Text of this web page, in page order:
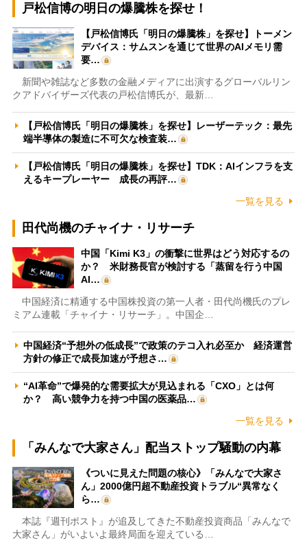
戸松信博の明日の爆騰株を探せ！
【戸松信博氏「明日の爆騰株」を探せ】トーメン
デバイス：サムスンを通じて世界のAIメモリ需
要…
新聞や雑誌など多数の金融メディアに出演するグローバルリン
クアドバイザーズ代表の戸松信博氏が、最新…
【戸松信博氏「明日の爆騰株」を探せ】レーザーテック：最先
端半導体の製造に不可欠な検査装…
【戸松信博氏「明日の爆騰株」を探せ】TDK：AIインフラを支
えるキープレーヤー 成長の再評…
一覧を見る
田代尚機のチャイナ・リサーチ
中国「Kimi K3」の衝撃に世界はどう対応するの
か？ 米財務長官が検討する「蒸留を行う中国
AI…
中国経済に精通する中国株投資の第一人者・田代尚機氏のプレ
ミアム連載「チャイナ・リサーチ」。中国企…
中国経済“予想外の低成長”で政策のテコ入れ必至か 経済運営
方針の修正で成長加速が予想さ…
“AI革命”で爆発的な需要拡大が見込まれる「CXO」とは何
か？ 高い競争力を持つ中国の医薬品…
一覧を見る
「みんなで大家さん」配当ストップ騒動の内幕
《ついに見えた問題の核心》「みんなで大家さ
ん」2000億円超不動産投資トラブル“異常なく
ら…
本誌『週刊ポスト』が追及してきた不動産投資商品「みんなで
大家さん」がいよいよ最終局面を迎えている…